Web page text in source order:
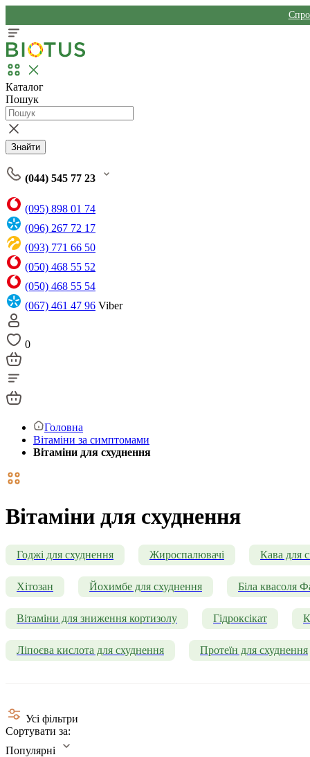
Каталог
Пошук
Знайти
(044) 545 77 23
(095) 898 01 74
(096) 267 72 17
(093) 771 66 50
(050) 468 55 52
(050) 468 55 54
(067) 461 47 96 Viber
0
Головна
Вітаміни за симптомами
Вітаміни для схуднення
Вітаміни для схуднення
Годжі для схуднення Жироспалювачі Кава для
Хітозан Йохимбе для схуднення Біла квасоля
Вітаміни для зниження кортизолу Гідроксікат
Ліпоєва кислота для схуднення Протеїн для схуднення
Усі фільтри
Сортувати за:
Популярні